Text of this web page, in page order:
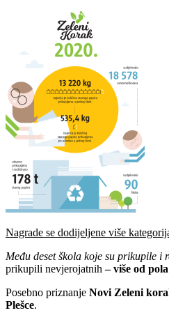
Nagrade se dodijeljene više
Među deset škola koje su prikupile i
prikupili nevjerojatnih – više od
Posebno priznanje Novi Zeleni
Plešce.